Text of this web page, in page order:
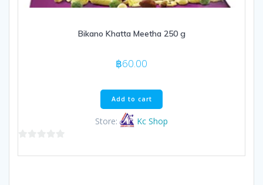
Bikano Khatta Meetha 250 g
฿60.00
Add to cart
Store: Kc Shop